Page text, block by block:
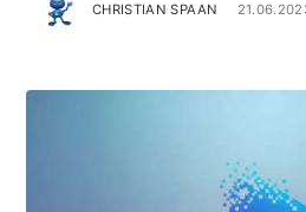
CHRISTIAN SPAAN